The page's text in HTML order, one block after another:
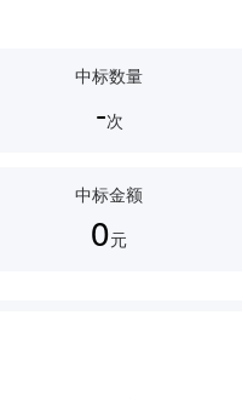
中标数量
-次
中标金额
0元